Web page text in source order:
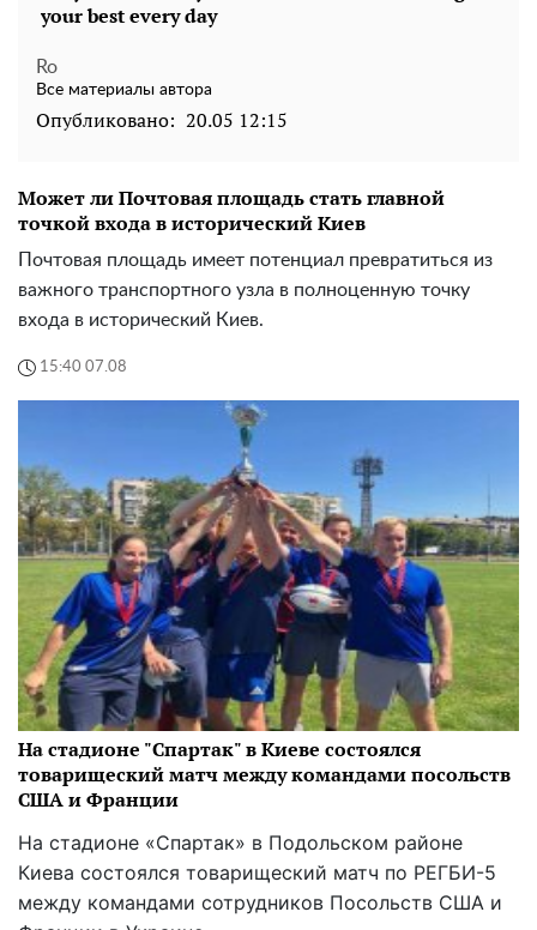
Ro
Все материалы автора
Опубликовано: 20.05 12:15
Может ли Почтовая площадь стать главной
точкой входа в исторический Киев
Почтовая площадь имеет потенциал превратиться из
важного транспортного узла в полноценную точку
входа в исторический Киев.
15:40 07.08
На стадионе "Спартак" в Киеве состоялся
товарищеский матч между командами посольств
США и Франции
На стадионе «Спартак» в Подольском районе
Киева состоялся товарищеский матч по РЕГБИ-5
между командами сотрудников Посольств США и